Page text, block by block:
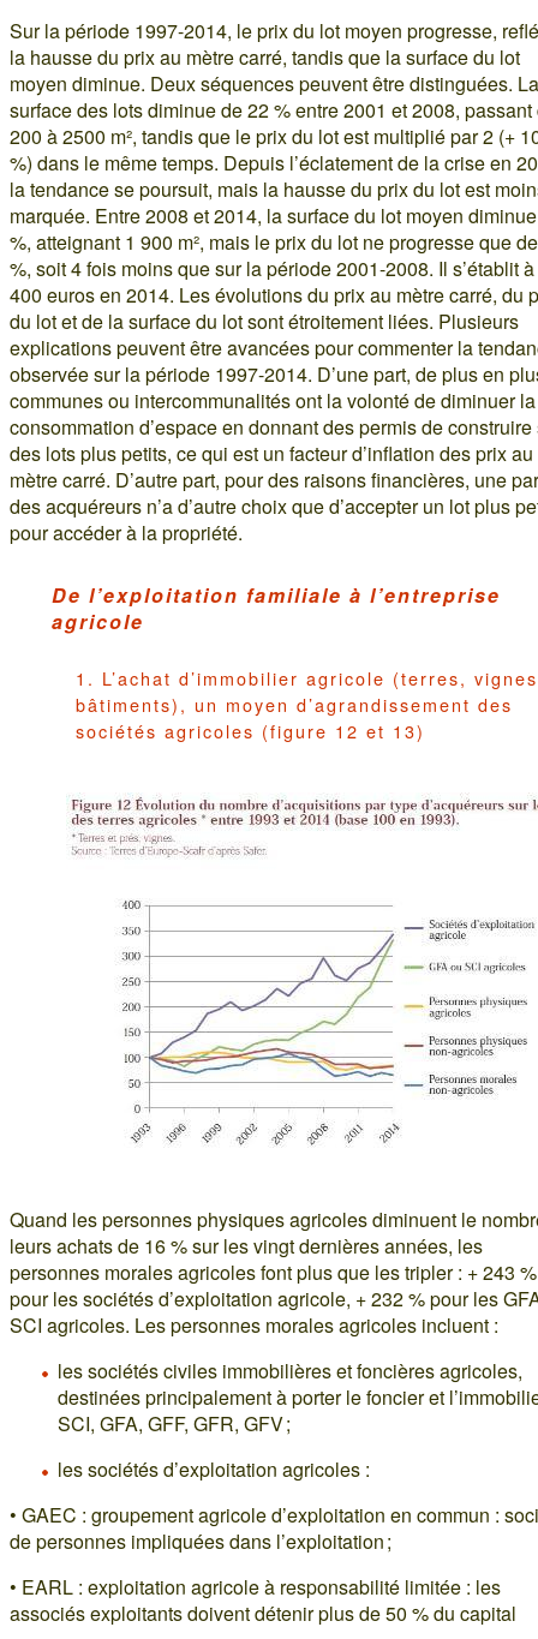
Sur la période 1997-2014, le prix du lot moyen progresse,
la hausse du prix au mètre carré, tandis que la surface du lot
moyen diminue. Deux séquences peuvent être distinguées. La
surface des lots diminue de 22 % entre 2001 et 2008, passant
200 à 2500 m², tandis que le prix du lot est multiplié par 2 (+
%) dans le même temps. Depuis l’éclatement de la crise en
la tendance se poursuit, mais la hausse du prix du lot est
marquée. Entre 2008 et 2014, la surface du lot moyen
%, atteignant 1 900 m², mais le prix du lot ne progresse que
%, soit 4 fois moins que sur la période 2001-2008. Il s’établit
400 euros en 2014. Les évolutions du prix au mètre carré, du
du lot et de la surface du lot sont étroitement liées. Plusieurs
explications peuvent être avancées pour commenter la
observée sur la période 1997-2014. D’une part, de plus en
communes ou intercommunalités ont la volonté de diminuer la
consommation d’espace en donnant des permis de construire
des lots plus petits, ce qui est un facteur d’inflation des prix au
mètre carré. D’autre part, pour des raisons financières, une
des acquéreurs n’a d’autre choix que d’accepter un lot plus
pour accéder à la propriété.
De l’exploitation familiale à l’entreprise
agricole
1. L’achat d’immobilier agricole (terres,
bâtiments), un moyen d’agrandissement des
sociétés agricoles (figure 12 et 13)
Quand les personnes physiques agricoles diminuent le
leurs achats de 16 % sur les vingt dernières années, les
personnes morales agricoles font plus que les tripler : + 243 %
pour les sociétés d’exploitation agricole, + 232 % pour les
SCI agricoles. Les personnes morales agricoles incluent :
les sociétés civiles immobilières et foncières agricoles,
destinées principalement à porter le foncier et
SCI, GFA, GFF, GFR, GFV ;
les sociétés d’exploitation agricoles :
• GAEC : groupement agricole d’exploitation en commun :
de personnes impliquées dans l’exploitation ;
• EARL : exploitation agricole à responsabilité limitée : les
associés exploitants doivent détenir plus de 50 % du capital